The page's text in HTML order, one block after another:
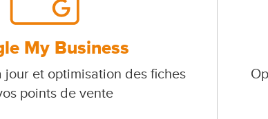
My Business
jour et optimisation des fiches
points de vente